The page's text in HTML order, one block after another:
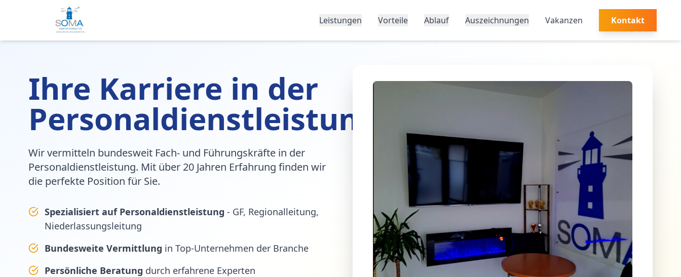
Leistungen Vorteile Ablauf Auszeichnungen Vakanzen Kontakt
Ihre Karriere in der
Personaldienstleistung
Wir vermitteln bundesweit Fach- und Führungskräfte in der
Personaldienstleistung. Mit über 20 Jahren Erfahrung finden wir
die perfekte Position für Sie.
Spezialisiert auf Personaldienstleistung - GF, Regionalleitung,
Niederlassungsleitung
Bundesweite Vermittlung in Top-Unternehmen der Branche
Persönliche Beratung durch erfahrene Experten